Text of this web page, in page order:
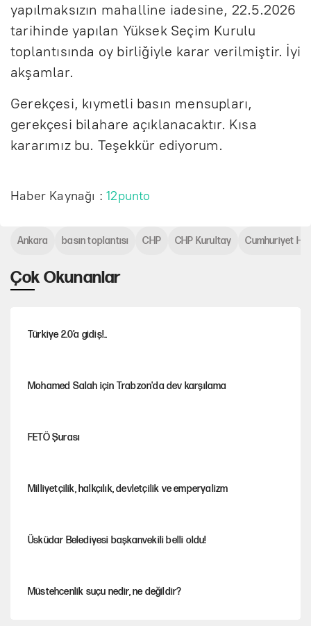
yapılmaksızın mahalline iadesine, 22.5.2026
tarihinde yapılan Yüksek Seçim Kurulu
toplantısında oy birliğiyle karar verilmiştir. İyi
akşamlar.
Gerekçesi, kıymetli basın mensupları,
gerekçesi bilahare açıklanacaktır. Kısa
kararımız bu. Teşekkür ediyorum.
Haber Kaynağı :12punto
Çok Okunanlar
Türkiye 2.0’a gidiş!..
Mohamed Salah için Trabzon'da dev karşılama
FETÖ Şurası
Milliyetçilik, halkçılık, devletçilik ve emperyalizm
Üsküdar Belediyesi başkanvekili belli oldu!
Müstehcenlik suçu nedir, ne değildir?
Ankara basın toplantısı CHP CHP Kurultay Cumhuriyet